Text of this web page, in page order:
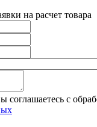
на расчет товара
соглашаетесь с